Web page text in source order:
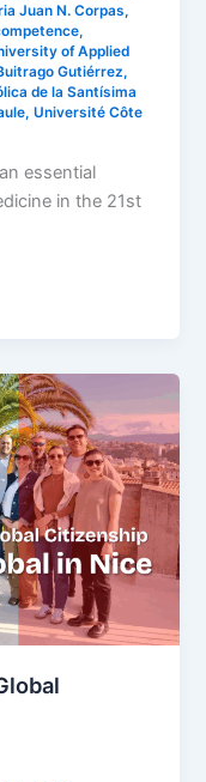
Juan N. Corpas,
,
of Applied
Gutiérrez,
de la Santísima
,Université Côte
essential
in the 21st